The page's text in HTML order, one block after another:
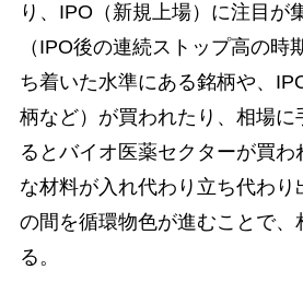
り、IPO（新規上場）に注目が
（IPO後の連続ストップ高の時
ち着いた水準にある銘柄や、
柄など）が買われたり、相場に
るとバイオ医薬セクターが買わ
な材料が入れ代わり立ち代わり
の間を循環物色が進むことで、
る。